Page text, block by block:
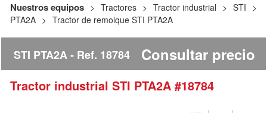
Nuestros equipos Tractores Tractor industrial
STI
PTA2A
Tractor de remolque STI PTA2A
STI PTA2A Ref. 18784 Consultar precio
Tractor industrial STI PTA2A #18784